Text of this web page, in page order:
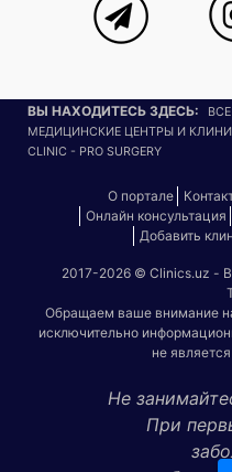
ВЫ НАХОДИТЕСЬ ЗДЕСЬ:
МЕДИЦИНСКИЕ ЦЕНТРЫ И
CLINIC - PRO SURGERY
О портале
Онлайн консультация
Добавить
2017-2026 © Clinics.uz -
Обращаем ваше внимание
исключительно
не
Не
При